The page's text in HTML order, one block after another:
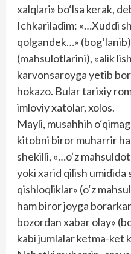
xalqlari» bo‘lsa kerak,
Ichkariladim: «…Xuddi
qolgandek…»
(mahsulotlarini), «alik
karvonsaroyga yetib
hokazo. Bular tarixiy
imloviy xatolar, xolos.
Mayli, musahhih
kitobni biror muharrir
shekilli, «…o‘z
yoki xarid qilish umidida
qishloqliklar» (o‘z
ham biror joyga
bozordan xabar olay»
kabi jumlalar ketma-ket